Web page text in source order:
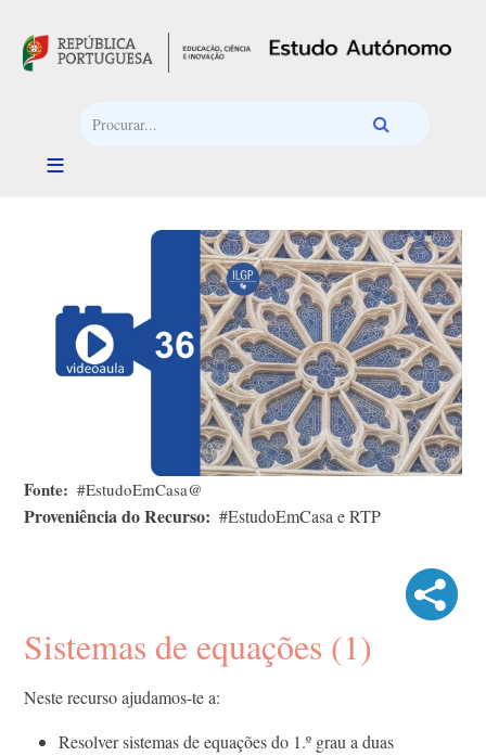
Fonte #EstudoEmCasa@
Proveniência do Recurso #EstudoEmCasa e RTP
Sistemas de equações (1)
Neste recurso ajudamos-te a:
Resolver sistemas de equações do 1.º grau a duas